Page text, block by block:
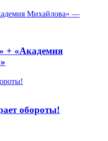
Михайлова» —
+ «Академия
обороты!